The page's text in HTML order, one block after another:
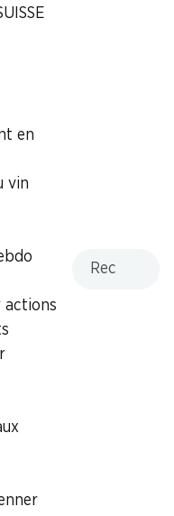
en
vin
actions